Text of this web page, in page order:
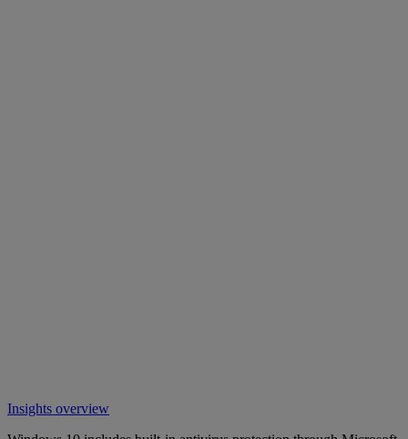
Insights overview